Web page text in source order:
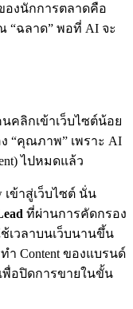
องนักการตลาดคือ
ฉลาด” พอที่ AI จะ
คลิกเข้าเว็บไซต์น้อย
“คุณภาพ” เพราะ AI
ไปหมดแล้ว
เข้าสู่เว็บไซต์ นั่น
ที่ผ่านการคัดกรอง
เวลาบนเว็บนานขึ้น
ำ Content ของแบรนด์
พื่อปิดการขายในขั้น